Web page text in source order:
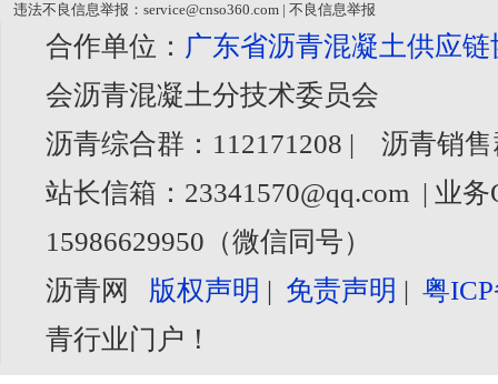
违法不良信息举报：service@cnso360.com | 不良信息举报
合作单位： 广东省沥青混凝土供应链
会沥青混凝土分技术委员会
沥青综合群：112171208 | 沥青销
站长信箱：23341570@qq.com | 业
15986629950（微信同号）
沥青网 版权声明 | 免责声明 | 粤
青行业门户！